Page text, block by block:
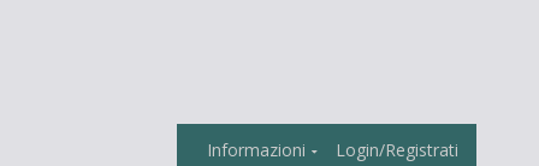
Informazioni Login/Registrati